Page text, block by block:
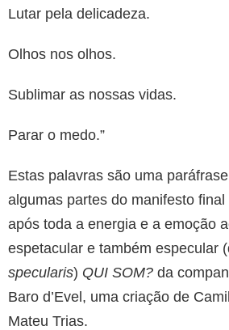
Lutar pela delicadeza.
Olhos nos olhos.
Sublimar as nossas vidas.
Parar o medo.”
Estas palavras são uma
algumas partes do manifesto
após toda a energia e a emoção
espetacular e também especular
specularis) QUI SOM? da
Baro d’Evel, uma criação de
Mateu Trias.